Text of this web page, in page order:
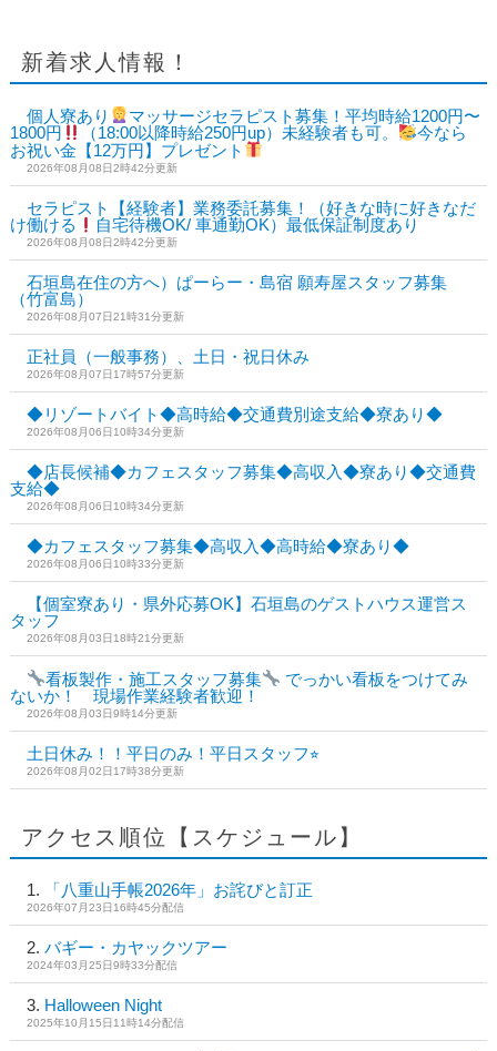
新着求人情報！
個人寮あり
マッサージセラピスト募集！平均時給1200円〜
1800円
（18:00以降時給250円up）未経験者も可。
今なら
お祝い金【12万円】プレゼント
2026年08月08日2時42分更新
セラピスト【経験者】業務委託募集！（好きな時に好きなだ
け働ける
自宅待機OK/ 車通勤OK）最低保証制度あり
2026年08月08日2時42分更新
石垣島在住の方へ）ぱーらー・島宿 願寿屋スタッフ募集
（竹富島）
2026年08月07日21時31分更新
正社員（一般事務）、土日・祝日休み
2026年08月07日17時57分更新
◆リゾートバイト◆高時給◆交通費別途支給◆寮あり◆
2026年08月06日10時34分更新
◆店長候補◆カフェスタッフ募集◆高収入◆寮あり◆交通費
支給◆
2026年08月06日10時34分更新
◆カフェスタッフ募集◆高収入◆高時給◆寮あり◆
2026年08月06日10時33分更新
【個室寮あり・県外応募OK】石垣島のゲストハウス運営ス
タッフ
2026年08月03日18時21分更新
看板製作・施工スタッフ募集
でっかい看板をつけてみ
ないか！ 現場作業経験者歓迎！
2026年08月03日9時14分更新
土日休み！！平日のみ！平日スタッフ⭐︎
2026年08月02日17時38分更新
アクセス順位【スケジュール】
「八重山手帳2026年」お詫びと訂正
2026年07月23日16時45分配信
バギー・カヤックツアー
2024年03月25日9時33分配信
Halloween Night
2025年10月15日11時14分配信